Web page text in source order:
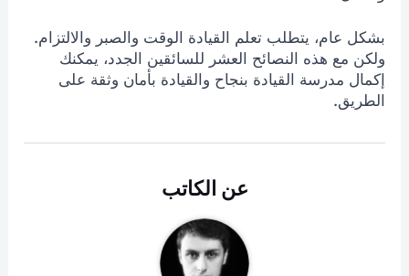
بشكل عام، يتطلب تعلم القيادة الوقت والصبر والالتزام.
ولكن مع هذه النصائح العشر للسائقين الجدد، يمكنك
إكمال مدرسة القيادة بنجاح والقيادة بأمان وثقة على
الطريق.
عن الكاتب